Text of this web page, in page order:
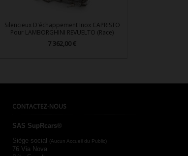
Silencieux D'échappement Inox CAPRISTO
Pour LAMBORGHINI REVUELTO (Race)
Prix
7 362,00 €
CONTACTEZ-NOUS
SAS SupRcars®
Siège social
(Aucun Accueil du Public)
76 Via Nova